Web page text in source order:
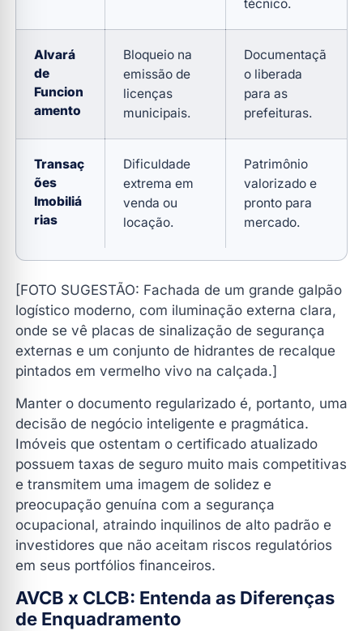
técnico.
Alvará
de
Funcion
amento
Bloqueio na
emissão de
licenças
municipais.
Documentaçã
o liberada
para as
prefeituras.
Transaç
ões
Imobiliá
rias
Dificuldade
extrema em
venda ou
locação.
Patrimônio
valorizado e
pronto para
mercado.
[FOTO SUGESTÃO: Fachada de um grande galpão
logístico moderno, com iluminação externa clara,
onde se vê placas de sinalização de segurança
externas e um conjunto de hidrantes de recalque
pintados em vermelho vivo na calçada.]
Manter o documento regularizado é, portanto, uma
decisão de negócio inteligente e pragmática.
Imóveis que ostentam o certificado atualizado
possuem taxas de seguro muito mais competitivas
e transmitem uma imagem de solidez e
preocupação genuína com a segurança
ocupacional, atraindo inquilinos de alto padrão e
investidores que não aceitam riscos regulatórios
em seus portfólios financeiros.
AVCB x CLCB: Entenda as Diferenças
de Enquadramento